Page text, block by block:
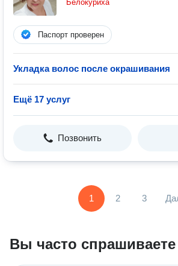
Белокуриха
Паспорт проверен
Укладка волос после окрашивания
Ещё 17 услуг
Позвонить
1 2 3
Вы часто спрашиваете